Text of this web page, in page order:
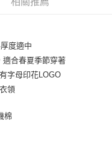
度適中
適合春夏季節穿著
字母印花LOGO
領
棉